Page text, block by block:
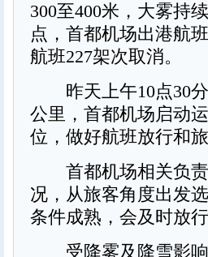
300至400米，大雾持
点，首都机场出港航
航班227架次取消。
昨天上午10点30分
公里，首都机场启动
位，做好航班放行和
首都机场相关负责
况，从旅客角度出发
条件成熟，会及时放行
受降雾及降雪影响